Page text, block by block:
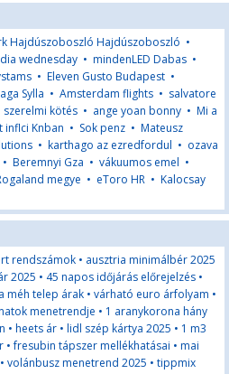
Hajdúszoboszló Hajdúszoboszló •
wednesday • mindenLED Dabas •
• Eleven Gusto Budapest •
Sylla • Amsterdam flights • salvatore
szerelmi kötés • ange yoan bonny • Mi a
inflci Knban • Sok penz • Mateusz
• karthago az ezredfordul • ozava
• Beremnyi Gza • vákuumos emel •
megye • eToro HR • Kalocsay
rendszámok • ausztria minimálbér 2025
2025 • 45 napos időjárás előrejelzés •
méh telep árak • várható euro árfolyam •
menetrendje • 1 aranykorona hány
• heets ár • lidl szép kártya 2025 • 1 m3
•fresubin tápszer mellékhatásai • mai
• volánbusz menetrend 2025 • tippmix